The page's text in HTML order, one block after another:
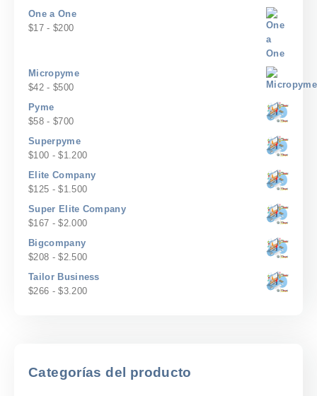
$20
hasta
One a One
$17 - $200Rango
desde
$17
Micropyme
$42 - $500Rango
$42
hasta
$500
Pyme
$58 - $700Rango
$58
hasta
$700
Superpyme
$100 - $1.200Rango
precios:
$100
hasta
Elite Company
$125 - $1.500Rango
precios:
hasta
$1.500
Super Elite Company
$167 - $2.000Rango
$167
hasta
Bigcompany
$208 - $2.500Rango
Tailor Business
$266 - $3.200Rango
$3.200
Categorías del producto